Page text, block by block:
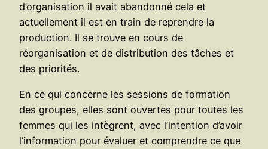
d’organisation il avait abandonné cela et
actuellement il est en train de reprendre la
production. Il se trouve en cours de
réorganisation et de distribution des tâches et
des priorités.
En ce qui concerne les sessions de formation
des groupes, elles sont ouvertes pour toutes les
femmes qui les intègrent, avec l’intention d’avoir
l’information pour évaluer et comprendre ce que